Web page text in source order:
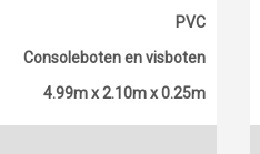
PVC
Consoleboten en visboten
4.99m x 2.10m x 0.25m